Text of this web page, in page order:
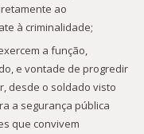
ao
à criminalidade;
a função,
e vontade de progredir
desde o soldado visto
a segurança pública
que convivem